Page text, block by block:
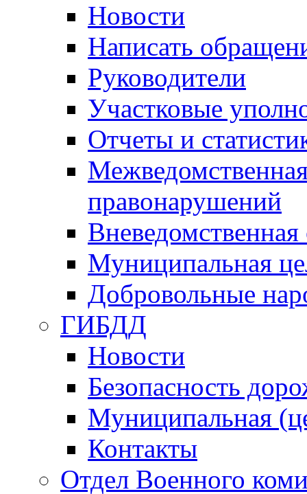
Новости
Написать
Руководители
Участковые
Отчеты и
правонарушений
Вневедомственная
Муниципальная
Добровольные
ГИБДД
Новости
Безопасность
Муниципальная
Контакты
Отдел Военного